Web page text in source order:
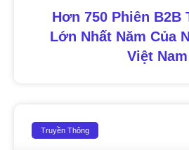
Hơn 750 Phiên B2B
Lớn Nhất Năm Của
Việt Nam
Truyền Thông